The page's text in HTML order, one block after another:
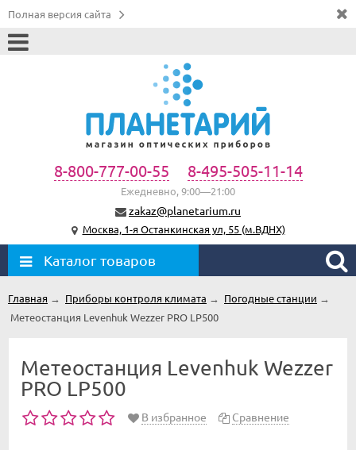
Полная версия сайта
8-800-777-00-55 8-495-505-11-14
Ежедневно, 9:00—21:00
zakaz@planetarium.ru
Москва, 1-я Останкинская ул, 55 (м.ВДНХ)
Каталог товаров
Главная → Приборы контроля климата → Погодные станции →
Метеостанция Levenhuk Wezzer PRO LP500
Метеостанция Levenhuk Wezzer
PRO LP500
В избранное Сравнение